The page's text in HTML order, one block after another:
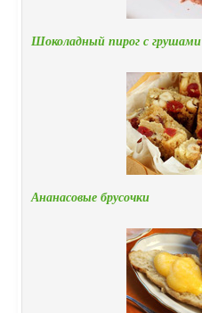
Шоколадный пирог с грушами
Ананасовые брусочки